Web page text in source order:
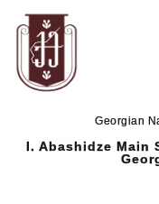
Georgian
I. Abashidze